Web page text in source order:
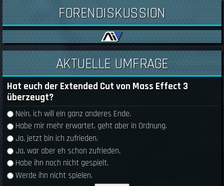
FORENDISKUSSION
AKTUELLE UMFRAGE
Hat euch der Extended Cut von Mass Effect 3
überzeugt?
Auswahlmöglichkeiten
Nein, ich will ein ganz anderes Ende.
Habe mir mehr erwartet, geht aber in Ordnung.
Ja, jetzt bin ich zufrieden.
Ja, war aber eh schon zufrieden.
Habe ihn noch nicht gespielt.
Werde ihn nicht spielen.